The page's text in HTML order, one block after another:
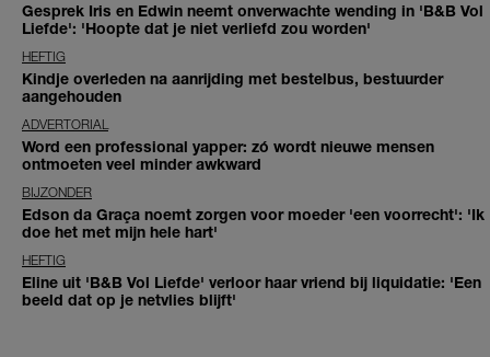
Gesprek Iris en Edwin neemt onverwachte wending in 'B&B Vol
Liefde': 'Hoopte dat je niet verliefd zou worden'
HEFTIG
Kindje overleden na aanrijding met bestelbus, bestuurder
aangehouden
ADVERTORIAL
Word een professional yapper: zó wordt nieuwe mensen
ontmoeten veel minder awkward
BIJZONDER
Edson da Graça noemt zorgen voor moeder 'een voorrecht': 'Ik
doe het met mijn hele hart'
HEFTIG
Eline uit 'B&B Vol Liefde' verloor haar vriend bij liquidatie: 'Een
beeld dat op je netvlies blijft'